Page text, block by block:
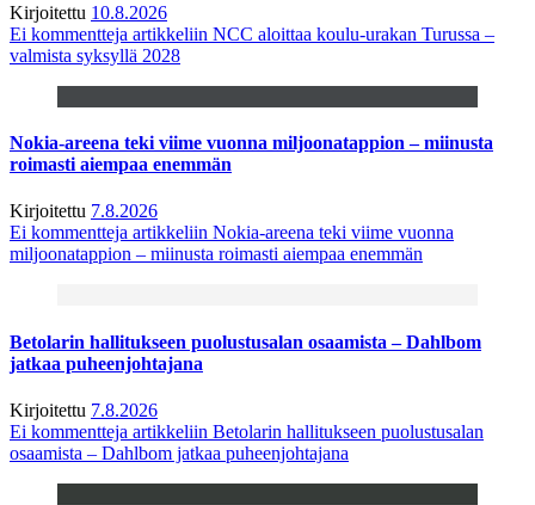
Kirjoitettu 10.8.2026
Ei kommentteja artikkeliin NCC aloittaa koulu-urakan Turussa –
valmista syksyllä 2028
Nokia-areena teki viime vuonna miljoonatappion – miinusta
roimasti aiempaa enemmän
Kirjoitettu 7.8.2026
Ei kommentteja artikkeliin Nokia-areena teki viime vuonna
miljoonatappion – miinusta roimasti aiempaa enemmän
Betolarin hallitukseen puolustusalan osaamista – Dahlbom
jatkaa puheenjohtajana
Kirjoitettu 7.8.2026
Ei kommentteja artikkeliin Betolarin hallitukseen puolustusalan
osaamista – Dahlbom jatkaa puheenjohtajana